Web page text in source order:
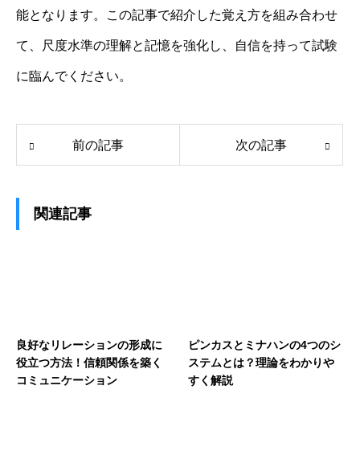
能となります。この記事で紹介した覚え方を組み合わせ
て、尺度水準の理解と記憶を強化し、自信を持って試験
に臨んでください。
前の記事 次の記事
関連記事
良好なリレーションの形成に
役立つ方法！信頼関係を築く
コミュニケーション
ピンカスとミナハンの4つのシ
ステムとは？理論をわかりや
すく解説